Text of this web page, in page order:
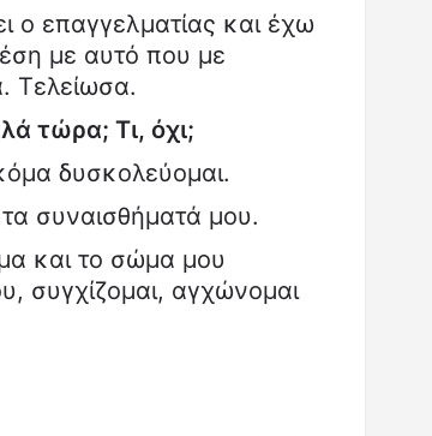
ο επαγγελματίας και έχω
με αυτό που με
Τελείωσα.
τώρα; Τι, όχι;
δυσκολεύομαι.
συναισθήματά μου.
και το σώμα μου
συγχίζομαι, αγχώνομαι